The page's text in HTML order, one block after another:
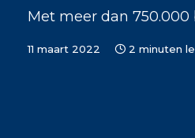
Met meer dan
11 maart 2022 2 minuten